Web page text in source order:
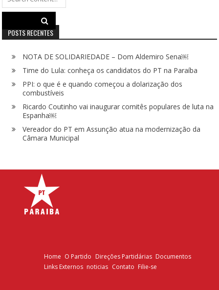
for:
POSTS RECENTES
NOTA DE SOLIDARIEDADE – Dom Aldemiro Sena￼
Time do Lula: conheça os candidatos do PT na Paraíba
PPI: o que é e quando começou a dolarização dos
combustíveis
Ricardo Coutinho vai inaugurar comitês populares de luta na
Espanha￼
Vereador do PT em Assunção atua na modernização da
Câmara Municipal
Home O Partido Direções Partidárias Documentos
Links Externos noticias Contato Filie-se